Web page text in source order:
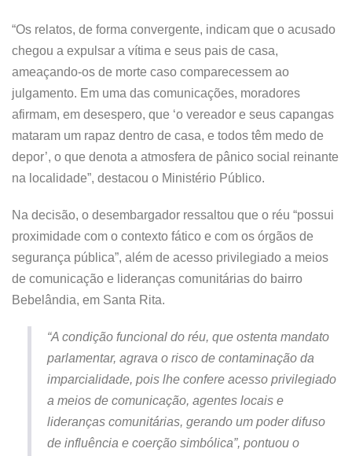
“Os relatos, de forma convergente, indicam que o acusado
chegou a expulsar a vítima e seus pais de casa,
ameaçando-os de morte caso comparecessem ao
julgamento. Em uma das comunicações, moradores
afirmam, em desespero, que ‘o vereador e seus capangas
mataram um rapaz dentro de casa, e todos têm medo de
depor’, o que denota a atmosfera de pânico social reinante
na localidade”, destacou o Ministério Público.
Na decisão, o desembargador ressaltou que o réu “possui
proximidade com o contexto fático e com os órgãos de
segurança pública”, além de acesso privilegiado a meios
de comunicação e lideranças comunitárias do bairro
Bebelândia, em Santa Rita.
“A condição funcional do réu, que ostenta mandato
parlamentar, agrava o risco de contaminação da
imparcialidade, pois lhe confere acesso privilegiado
a meios de comunicação, agentes locais e
lideranças comunitárias, gerando um poder difuso
de influência e coerção simbólica”, pontuou o